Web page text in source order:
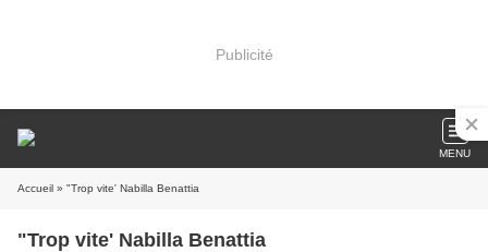
Publicité
MENU
Accueil » "Trop vite' Nabilla Benattia
"Trop vite' Nabilla Benattia